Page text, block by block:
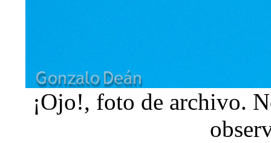
¡Ojo!, foto de archivo.